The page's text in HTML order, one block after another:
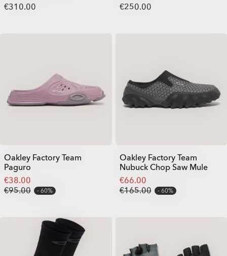
€310.00
€250.00
Oakley Factory Team
Paguro
€38.00
€95.00
60%
Oakley Factory Team
Nubuck Chop Saw Mule
€66.00
€165.00
60%